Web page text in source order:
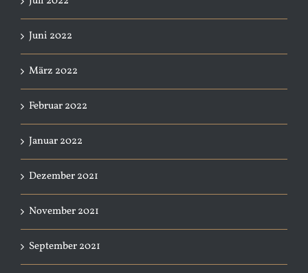
Juni 2022
März 2022
Februar 2022
Januar 2022
Dezember 2021
November 2021
September 2021